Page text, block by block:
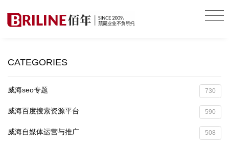
CATEGORIES
威海seo专题 730
威海百度搜索资源平台 590
威海自媒体运营与推广 508